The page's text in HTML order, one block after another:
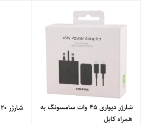
شارژر دیواری 45 وات سامسونگ به
همراه کابل
شارژر 20 وات آیفون به همراه کابل